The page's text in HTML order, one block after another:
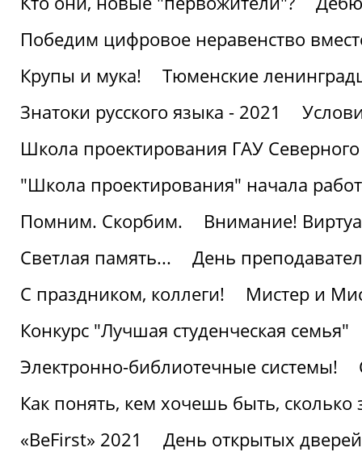
Победим цифровое неравенство
Крупы и мука!
Тюменские
Знатоки русского языка - 2021
Школа проектирования ГАУ
"Школа проектирования" начала
Помним. Скорбим.
Внимание!
Светлая память...
День
С праздником, коллеги!
Мистер и
Конкурс "Лучшая студенческая семья"
Электронно-библиотечные системы!
Как понять, кем хочешь быть, сколько
«BeFirst» 2021
День открытых